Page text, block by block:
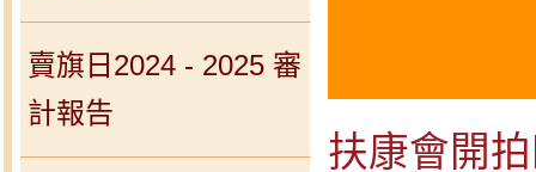
賣旗日2024 - 2025 審
計報告
扶康會開